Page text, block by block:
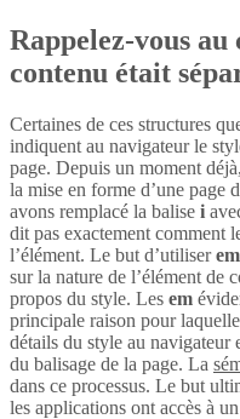
Rappelez-vous au
contenu était
Certaines de ces structures
indiquent au navigateur le
page. Depuis un moment
la mise en forme d’une page
avons remplacé la balise i
dit pas exactement comment
l’élément. Le but d’utiliserem
sur la nature de l’élément de
propos du style. Les em
principale raison pour
détails du style au navigateur
du balisage de la page. La
dans ce processus. Le but
les applications ont accès à